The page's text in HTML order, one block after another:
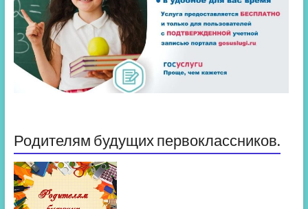
Родителям будущих первоклассников.